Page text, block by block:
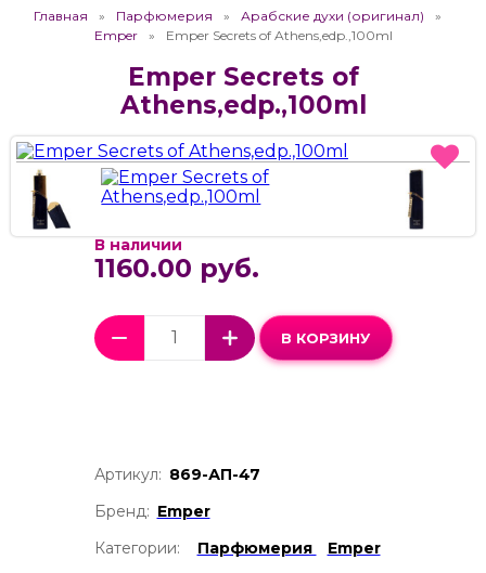
Главная Парфюмерия
Арабские духи (оригинал)
Emper
Emper Secrets of Athens,edp.,100ml
Emper Secrets of
Athens,edp.,100ml
В наличии
1160.00 руб.
В КОРЗИНУ
Артикул: 869-АП-47
Бренд: Emper
Категории:
Парфюмерия
Emper